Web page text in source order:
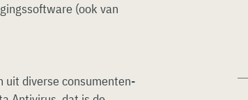
(ook van
uit diverse consumenten-